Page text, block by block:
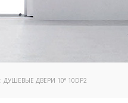
: ДУШЕВЫЕ ДВЕРИ 10° 10DP2